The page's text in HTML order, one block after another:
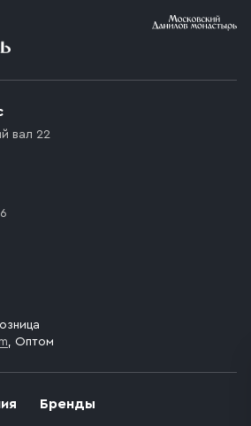
для подъезда автомобиля,
близко к месту запланированной
места назначения
платный въезд, то Покупателю
стоимость въезда
Бренды
вал 22
, Оптом